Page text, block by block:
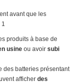
produits à base de
usine ou avoir subi
des batteries présentant
afficher des